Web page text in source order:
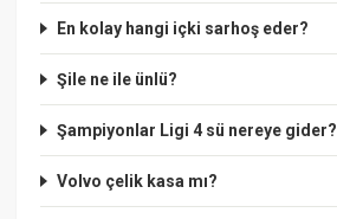
En kolay hangi içki sarhoş eder?
Şile ne ile ünlü?
Şampiyonlar Ligi 4 sü nereye gider?
Volvo çelik kasa mı?